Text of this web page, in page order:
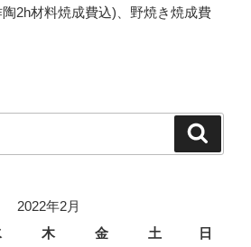
2h材料焼成費込)、野焼き焼成費
2022年2月
木 金 土 日